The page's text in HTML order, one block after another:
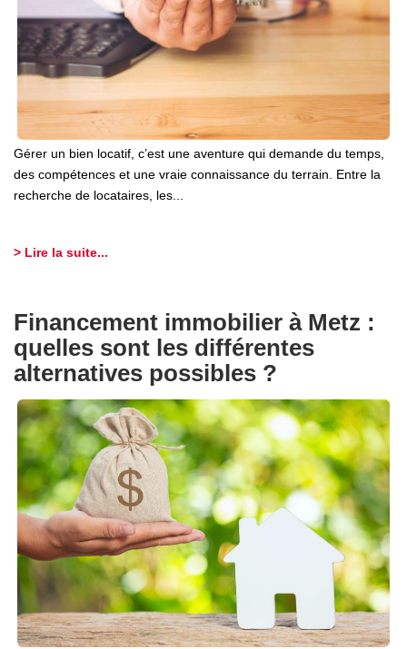
Gérer un bien locatif, c’est une aventure qui demande du temps,
des compétences et une vraie connaissance du terrain. Entre la
recherche de locataires, les...
> Lire la suite...
Financement immobilier à Metz :
quelles sont les différentes
alternatives possibles ?